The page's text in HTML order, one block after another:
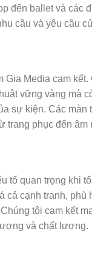
đến ballet và các
cầu và yêu cầu
Gia Media cam
vững vàng mà
sự kiện. Các
trang phục đến âm
tố quan trọng khi
cả cạnh tranh,
tôi cam kết
và chất lượng.